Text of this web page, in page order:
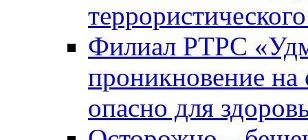
Филиал РТРС
проникновение на
опасно для